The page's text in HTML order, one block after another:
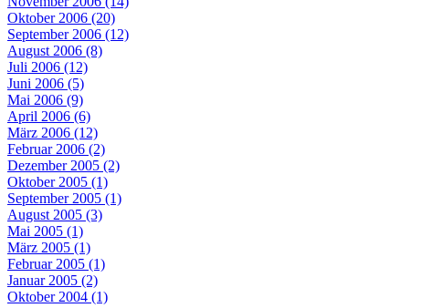
Oktober 2006 (20)
September 2006 (12)
August 2006 (8)
Juli 2006 (12)
Juni 2006 (5)
Mai 2006 (9)
April 2006 (6)
März 2006 (12)
Februar 2006 (2)
Dezember 2005 (2)
Oktober 2005 (1)
September 2005 (1)
August 2005 (3)
Mai 2005 (1)
März 2005 (1)
Februar 2005 (1)
Januar 2005 (2)
Oktober 2004 (1)